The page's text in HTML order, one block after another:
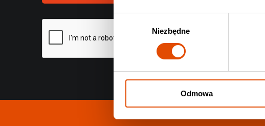
Wybór
Niezbędne
Odmowa